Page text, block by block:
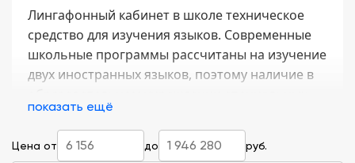
Лингафонный кабинет в школе техническое
средство для изучения языков. Современные
школьные программы рассчитаны на изучение
двух иностранных языков, поэтому наличие в
кабинетов становится жизненной
необходимостью и соответствует требованиям
ФГОС.
показать ещё
Цена от до руб.